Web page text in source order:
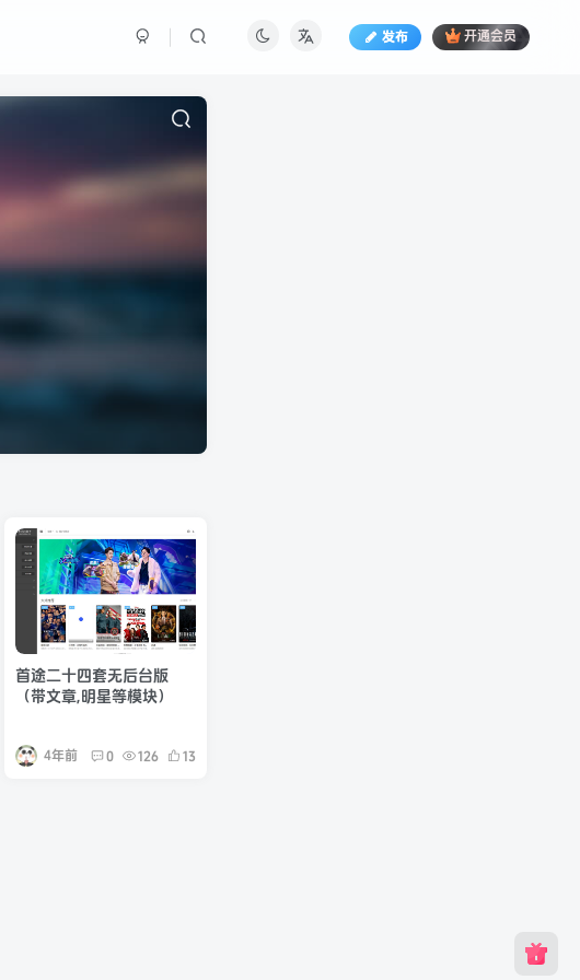
发布 开通会员
首途二十四套无后台版
（带文章,明星等模块）
4年前 0 126 13